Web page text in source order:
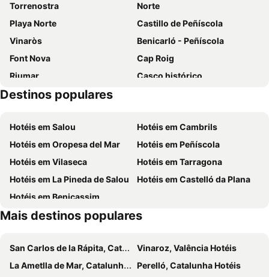
Torrenostra
Norte
Playa Norte
Castillo de Peñíscola
Vinaròs
Benicarló - Peñíscola
Font Nova
Cap Roig
Riumar
Casco histórico
Cerro Mar
Cap Blanc
Del Carregador
Parque Natural del Delta del Ebro
Parque Natural de la Tinença de Benifassà
Casa O'connor
Parque Natural Els Ports
La Fonda
Les Cases d'Alcanar
Maricel
El Clot
Estación de tren de Tortosa
Museu d'escultures a l'aire lliure de Santiago de Santiago
El Morrongo
Sant Antoni
Cala Buena
Destinos populares
Hotéis em Salou
Hotéis em Cambrils
Hotéis em Oropesa del Mar
Hotéis em Peñíscola
Hotéis em Vilaseca
Hotéis em Tarragona
Hotéis em La Pineda de Salou
Hotéis em Castelló da Plana
Hotéis em Benicassim
Mais destinos populares
San Carlos de la Rápita, Catalunha Hotéis
Vinaroz, Valência Hotéis
La Ametlla de Mar, Catalunha Hotéis
Perelló, Catalunha Hotéis